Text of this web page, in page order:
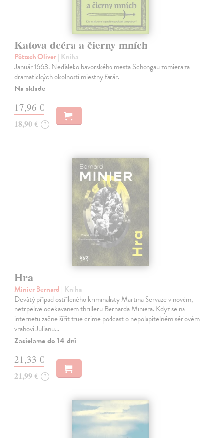
Katova dcéra a čierny mních
Pötzsch Oliver| Kniha
Január 1663. Neďaleko bavorského mesta Schongau zomiera za
dramatických okolností miestny farár.
Na sklade
17,96 €
18,90 € ?
Hra
Minier Bernard | Kniha
Devátý případ ostříleného kriminalisty Martina Servaze v novém,
netrpělivě očekávaném thrilleru Bernarda Miniera. Když se na
internetu začne šířit true crime podcast o nepolapitelném sériovém
vrahovi Julianu…
Zasielame do 14 dní
21,33 €
21,99 € ?